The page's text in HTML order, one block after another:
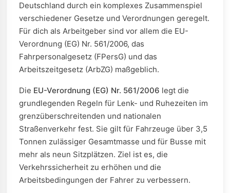
Deutschland durch ein komplexes Zusammenspiel
verschiedener Gesetze und Verordnungen geregelt.
Für dich als Arbeitgeber sind vor allem die EU-
Verordnung (EG) Nr. 561/2006, das
Fahrpersonalgesetz (FPersG) und das
Arbeitszeitgesetz (ArbZG) maßgeblich.
Die EU-Verordnung (EG) Nr. 561/2006 legt die
grundlegenden Regeln für Lenk- und Ruhezeiten im
grenzüberschreitenden und nationalen
Straßenverkehr fest. Sie gilt für Fahrzeuge über 3,5
Tonnen zulässiger Gesamtmasse und für Busse mit
mehr als neun Sitzplätzen. Ziel ist es, die
Verkehrssicherheit zu erhöhen und die
Arbeitsbedingungen der Fahrer zu verbessern.